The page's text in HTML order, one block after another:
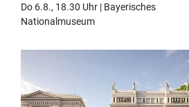
Do 6.8., 18.30 Uhr | Bayerisches
Nationalmuseum